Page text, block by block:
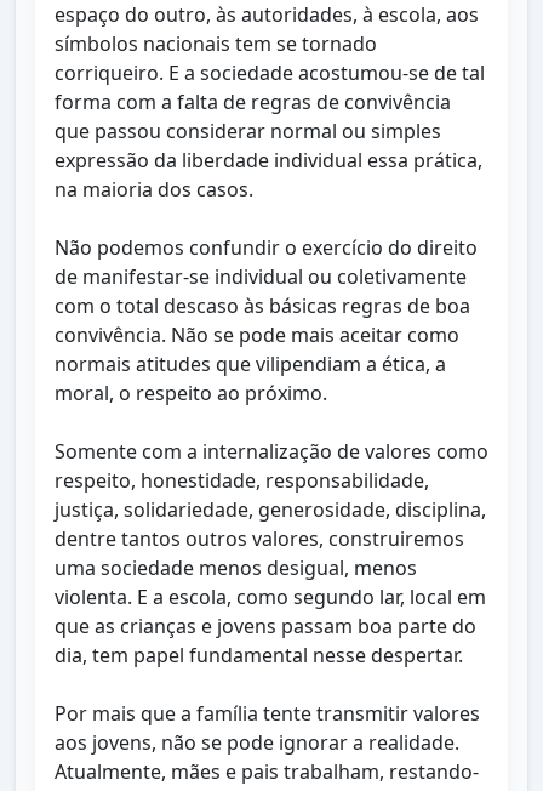
espaço do outro, às autoridades, à escola, aos
símbolos nacionais tem se tornado
corriqueiro. E a sociedade acostumou-se de tal
forma com a falta de regras de convivência
que passou considerar normal ou simples
expressão da liberdade individual essa prática,
na maioria dos casos.
Não podemos confundir o exercício do direito
de manifestar-se individual ou coletivamente
com o total descaso às básicas regras de boa
convivência. Não se pode mais aceitar como
normais atitudes que vilipendiam a ética, a
moral, o respeito ao próximo.
Somente com a internalização de valores como
respeito, honestidade, responsabilidade,
justiça, solidariedade, generosidade, disciplina,
dentre tantos outros valores, construiremos
uma sociedade menos desigual, menos
violenta. E a escola, como segundo lar, local em
que as crianças e jovens passam boa parte do
dia, tem papel fundamental nesse despertar.
Por mais que a família tente transmitir valores
aos jovens, não se pode ignorar a realidade.
Atualmente, mães e pais trabalham, restando-